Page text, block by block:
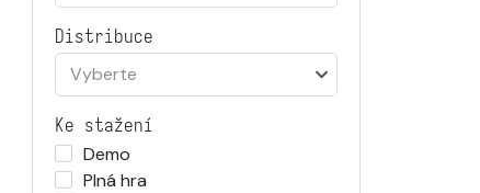
Distribuce
Vyberte
Ke stažení
Demo
Plná hra